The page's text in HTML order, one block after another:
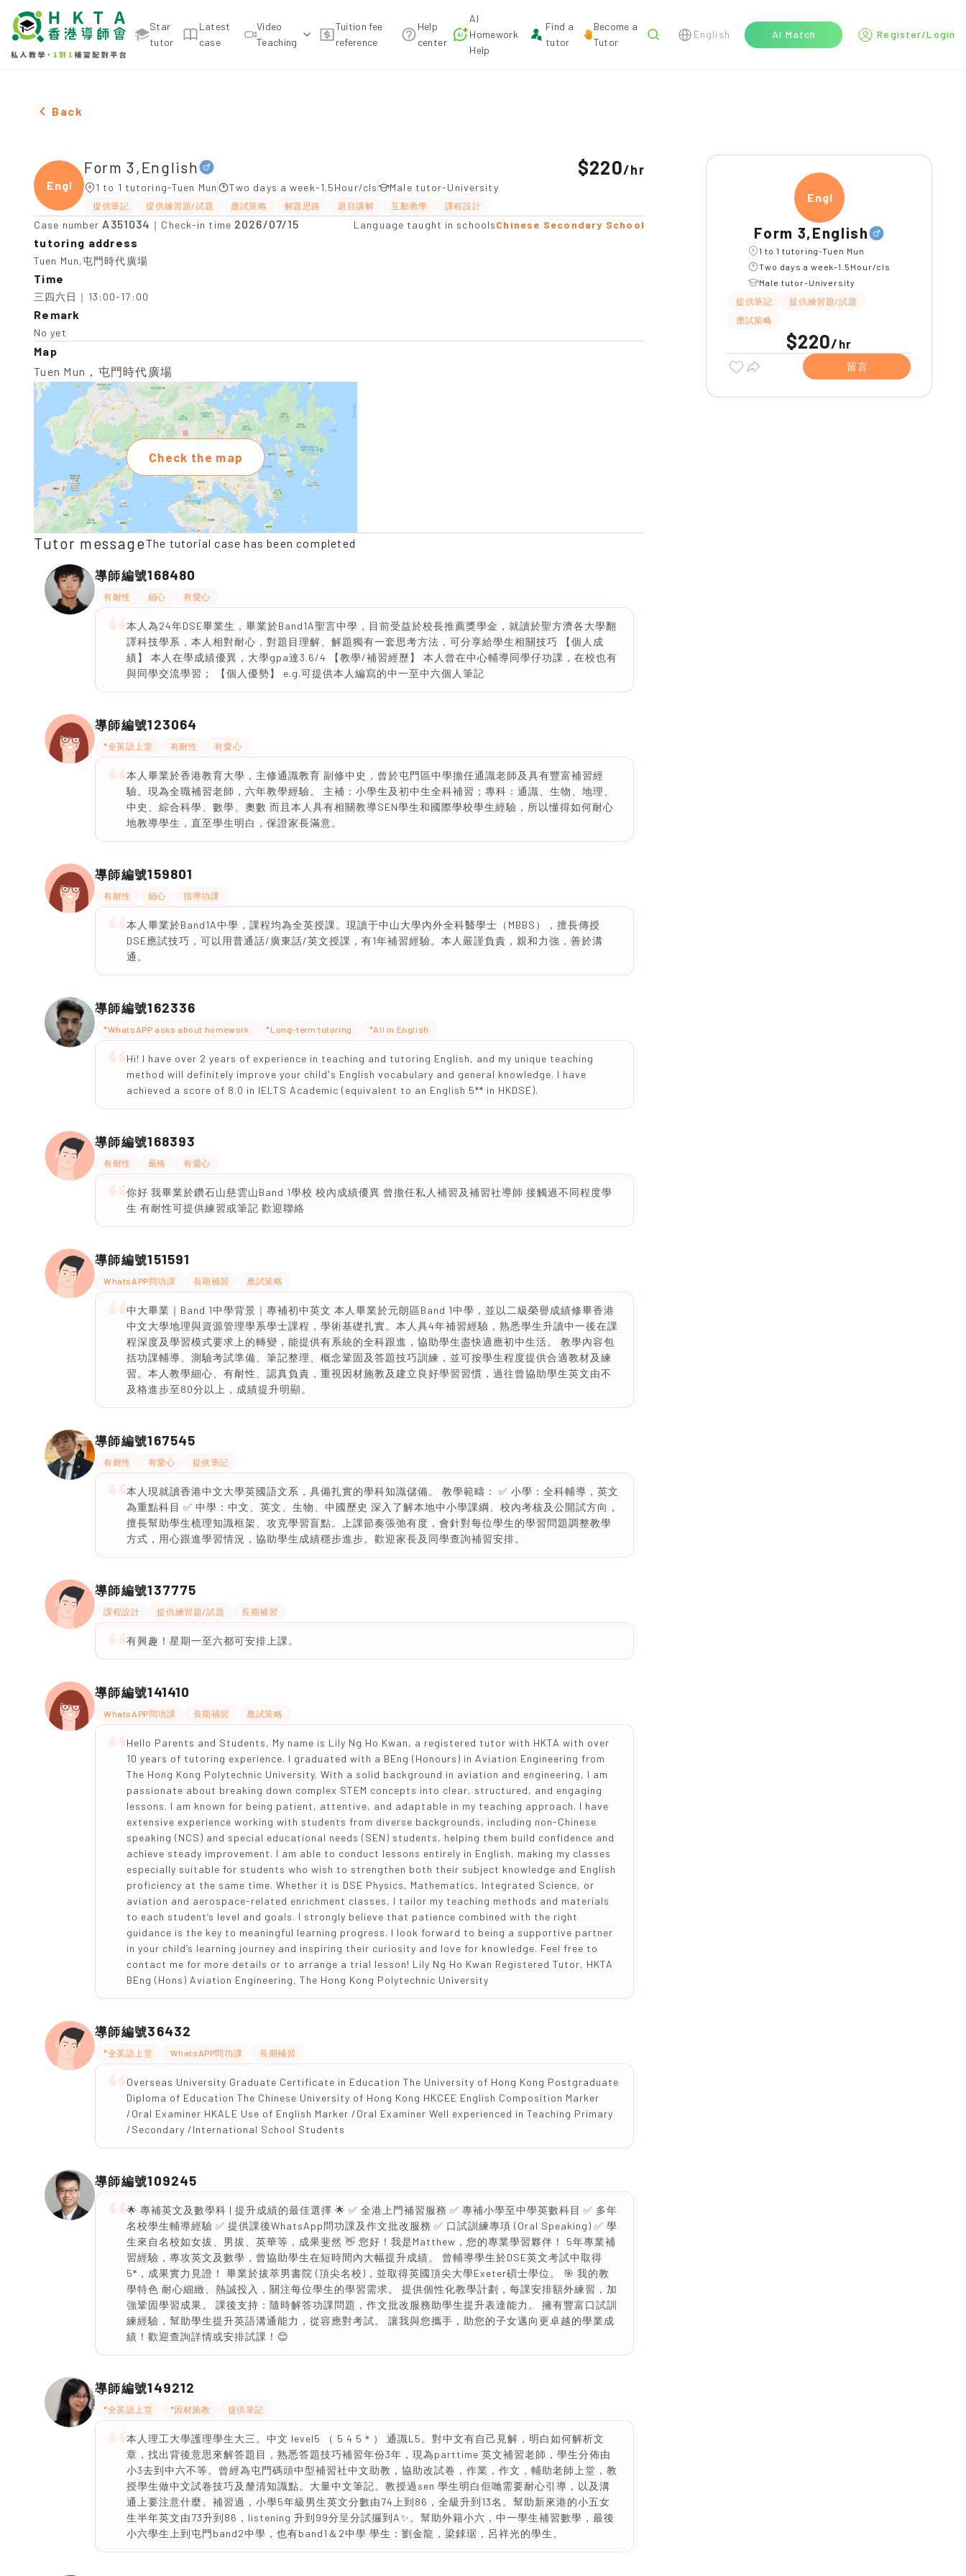
Star
tutor
Latest
case
Video
Teaching
Tuition fee
reference
Help
center
AI
Homework
Help
Find a
tutor
Become a
Tutor
English AI Match Register/Login
Male Form 3,English，Tuen Mun Tuition recommendation
Back
Engli
Form 3,English
1 to 1 tutoring-Tuen Mun Two days a week-1.5Hour/cls Male tutor-University
提供筆記 提供練習題/試題 應試策略 解題思路 題目講解 互動教學 課程設計
$220/hr
Case number A351034 ｜Check-in time 2026/07/15 Language taught in schoolsChinese Secondary School
tutoring address
Tuen Mun,屯門時代廣場
Time
三四六日｜13:00-17:00
Remark
No yet
Map
Tuen Mun，屯門時代廣場
Check the map
Tutor messageThe tutorial case has been completed
導師編號168480
有耐性 細心 有愛心
本人為24年DSE畢業生，畢業於Band1A聖言中學，目前受益於校長推薦獎學金，就讀於聖方濟各大學翻
譯科技學系，本人相對耐心，對題目理解、解題獨有一套思考方法，可分享給學生相關技巧 【個人成
績】 本人在學成績優異，大學gpa達3.6/4 【教學/補習經歷】 本人曾在中心輔導同學仔功課，在校也有
與同學交流學習； 【個人優勢】 e.g.可提供本人編寫的中一至中六個人筆記
導師編號123064
*全英語上堂 有耐性 有愛心
本人畢業於香港教育大學，主修通識教育 副修中史，曾於屯門區中學擔任通識老師及具有豐富補習經
驗。現為全職補習老師，六年教學經驗。 主補：小學生及初中生全科補習；專科：通識、生物、地理、
中史、綜合科學、數學、奧數 而且本人具有相關教導SEN學生和國際學校學生經驗，所以懂得如何耐心
地教導學生，直至學生明白，保證家長滿意。
導師編號159801
有耐性 細心 指導功課
本人畢業於Band1A中學，課程均為全英授課。現讀于中山大學內外全科醫學士（MBBS），擅長傳授
DSE應試技巧，可以用普通話/廣東話/英文授課，有1年補習經驗。本人嚴謹負責，親和力強，善於溝
通。
導師編號162336
*WhatsAPP asks about homework *Long-term tutoring *All in English
Hi! I have over 2 years of experience in teaching and tutoring English, and my unique teaching
method will definitely improve your child's English vocabulary and general knowledge. I have
achieved a score of 8.0 in IELTS Academic (equivalent to an English 5** in HKDSE).
導師編號168393
有耐性 嚴格 有愛心
你好 我畢業於鑽石山慈雲山Band 1學校 校內成績優異 曾擔任私人補習及補習社導師 接觸過不同程度學
生 有耐性可提供練習或筆記 歡迎聯絡
導師編號151591
WhatsAPP問功課 長期補習 應試策略
中大畢業｜Band 1中學背景｜專補初中英文 本人畢業於元朗區Band 1中學，並以二級榮譽成績修畢香港
中文大學地理與資源管理學系學士課程，學術基礎扎實。本人具4年補習經驗，熟悉學生升讀中一後在課
程深度及學習模式要求上的轉變，能提供有系統的全科跟進，協助學生盡快適應初中生活。 教學內容包
括功課輔導、測驗考試準備、筆記整理、概念鞏固及答題技巧訓練，並可按學生程度提供合適教材及練
習。本人教學細心、有耐性、認真負責，重視因材施教及建立良好學習習慣，過往曾協助學生英文由不
及格進步至80分以上，成績提升明顯。
導師編號167545
有耐性 有愛心 提供筆記
本人現就讀香港中文大學英國語文系，具備扎實的學科知識儲備。 教學範疇： ✅ 小學：全科輔導，英文
為重點科目 ✅ 中學：中文、英文、生物、中國歷史 深入了解本地中小學課綱、校內考核及公開試方向，
擅長幫助學生梳理知識框架、攻克學習盲點。上課節奏張弛有度，會針對每位學生的學習問題調整教學
方式，用心跟進學習情況，協助學生成績穩步進步。歡迎家長及同學查詢補習安排。
導師編號137775
課程設計 提供練習題/試題 長期補習
有興趣！星期一至六都可安排上課。
導師編號141410
WhatsAPP問功課 長期補習 應試策略
Hello Parents and Students, My name is Lily Ng Ho Kwan, a registered tutor with HKTA with over
10 years of tutoring experience. I graduated with a BEng (Honours) in Aviation Engineering from
The Hong Kong Polytechnic University. With a solid background in aviation and engineering, I am
passionate about breaking down complex STEM concepts into clear, structured, and engaging
lessons. I am known for being patient, attentive, and adaptable in my teaching approach. I have
extensive experience working with students from diverse backgrounds, including non-Chinese
speaking (NCS) and special educational needs (SEN) students, helping them build confidence and
achieve steady improvement. I am able to conduct lessons entirely in English, making my classes
especially suitable for students who wish to strengthen both their subject knowledge and English
proficiency at the same time. Whether it is DSE Physics, Mathematics, Integrated Science, or
aviation and aerospace-related enrichment classes, I tailor my teaching methods and materials
to each student’s level and goals. I strongly believe that patience combined with the right
guidance is the key to meaningful learning progress. I look forward to being a supportive partner
in your child’s learning journey and inspiring their curiosity and love for knowledge. Feel free to
contact me for more details or to arrange a trial lesson! Lily Ng Ho Kwan Registered Tutor, HKTA
BEng (Hons) Aviation Engineering, The Hong Kong Polytechnic University
導師編號36432
*全英語上堂 WhatsAPP問功課 長期補習
Overseas University Graduate Certificate in Education The University of Hong Kong Postgraduate
Diploma of Education The Chinese University of Hong Kong HKCEE English Composition Marker
/Oral Examiner HKALE Use of English Marker /Oral Examiner Well experienced in Teaching Primary
/Secondary /International School Students
導師編號109245
🌟 專補英文及數學科 | 提升成績的最佳選擇 🌟 ✅ 全港上門補習服務 ✅ 專補小學至中學英數科目 ✅ 多年
名校學生輔導經驗 ✅ 提供課後WhatsApp問功課及作文批改服務 ✅ 口試訓練專項 (Oral Speaking) ✅ 學
生來自名校如女拔、男拔、英華等，成果斐然 👋 您好！我是Matthew，您的專業學習夥伴！ 5年專業補
習經驗，專攻英文及數學，曾協助學生在短時間內大幅提升成績。 曾輔導學生於DSE英文考試中取得
5*，成果實力見證！ 畢業於拔萃男書院 (頂尖名校)，並取得英國頂尖大學Exeter碩士學位。 🎯 我的教
學特色 耐心細緻、熱誠投入，關注每位學生的學習需求。 提供個性化教學計劃，每課安排額外練習，加
強鞏固學習成果。 課後支持：隨時解答功課問題，作文批改服務助學生提升表達能力。 擁有豐富口試訓
練經驗，幫助學生提升英語溝通能力，從容應對考試。 讓我與您攜手，助您的子女邁向更卓越的學業成
績！歡迎查詢詳情或安排試課！😊
導師編號149212
*全英語上堂 *因材施教 提供筆記
本人理工大學護理學生大三。中文 level5 （ 5 4 5＊） 通識L5。對中文有自己見解，明白如何解析文
章，找出背後意思來解答題目，熟悉答題技巧補習年份3年，現為parttime 英文補習老師，學生分佈由
小3去到中六不等。曾經為屯門碼頭中型補習社中文助教，協助改試卷，作業，作文，輔助老師上堂，教
授學生做中文試卷技巧及釐清知識點。大量中文筆記。教授過sen 學生明白佢哋需要耐心引導，以及溝
通上要注意什麼。補習過，小學5年級男生英文分數由74上到86，全級升到13名。幫助新來港的小五女
生半年英文由73升到86，listening 升到99分呈分試攞到A✨️。幫助外籍小六，中一學生補習數學，最後
小六學生上到屯門band2中學，也有band1＆2中學 學生：劉金龍，梁銶琚，呂祥光的學生。
Engli
Form 3,English
1 to 1 tutoring-Tuen Mun
Two days a week-1.5Hour/cls
Male tutor-University
提供筆記
提供練習題/試題
應試策略
$220/ hr
留言